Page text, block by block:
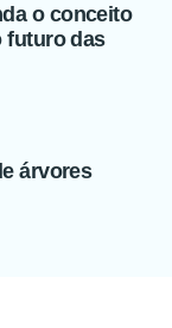
o conceito
futuro das
árvores